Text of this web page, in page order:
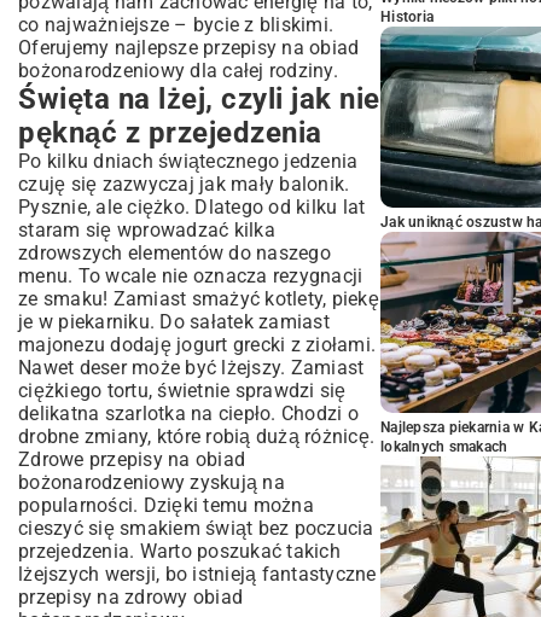
co najważniejsze – bycie z bliskimi.
Oferujemy najlepsze przepisy na obiad
bożonarodzeniowy dla całej rodziny.
Święta na lżej, czyli jak nie
pęknąć z przejedzenia
Po kilku dniach świątecznego jedzenia
czuję się zazwyczaj jak mały balonik.
Pysznie, ale ciężko. Dlatego od kilku lat
staram się wprowadzać kilka
zdrowszych elementów do naszego
menu. To wcale nie oznacza rezygnacji
ze smaku! Zamiast smażyć kotlety, piekę
je w piekarniku. Do sałatek zamiast
majonezu dodaję jogurt grecki z ziołami.
Nawet deser może być lżejszy. Zamiast
ciężkiego tortu, świetnie sprawdzi się
delikatna szarlotka na ciepło. Chodzi o
drobne zmiany, które robią dużą różnicę.
Zdrowe przepisy na obiad
bożonarodzeniowy zyskują na
popularności. Dzięki temu można
cieszyć się smakiem świąt bez poczucia
przejedzenia. Warto poszukać takich
lżejszych wersji, bo istnieją fantastyczne
przepisy na zdrowy obiad
Historia
Jak uniknąć oszustw
Najlepsza piekarnia w
lokalnych smakach